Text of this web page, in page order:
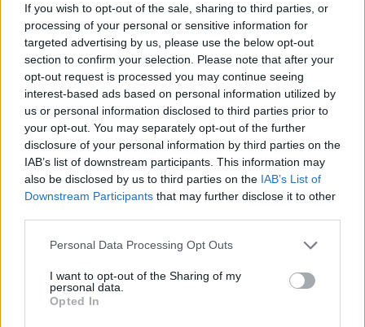
If you wish to opt-out of the sale, sharing to third parties, or
processing of your personal or sensitive information for
targeted advertising by us, please use the below opt-out
section to confirm your selection. Please note that after your
opt-out request is processed you may continue seeing
interest-based ads based on personal information utilized by
us or personal information disclosed to third parties prior to
your opt-out. You may separately opt-out of the further
disclosure of your personal information by third parties on the
IAB’s list of downstream participants. This information may
also be disclosed by us to third parties on the IAB’s List of
Downstream Participants that may further disclose it to other
Please note that this website/app uses one or more Google
not limited to your visit or usage behaviour. You may click to
grant or deny consent to Google and its third-party tags to
use your data for below specified purposes in below Google
Personal Data Processing Opt Outs
I want to opt-out of the Sharing of my
personal data.
Opted In
non duraturi.
L’integrazione tra istituzioni e mercato
L’integrazione tra istituzioni, imprese e sistema
educativo è condizione necessaria perché le
riforme producano risultati concreti. Senza tale
coordinamento, anche norme valide rischiano di
restare inefficaci davanti a problemi strutturali
come la scarsa diffusione dell’innovazione nelle
piccole imprese e la disomogeneità territoriale dei
servizi.
La transizione tecnologica e l’arrivo
intelligenza artificiale